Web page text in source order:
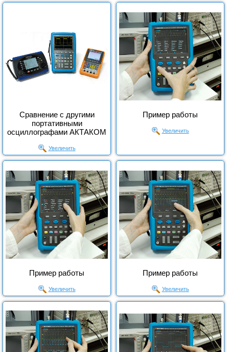
Сравнение с другими
портативными
осциллографами АКТАКОМ
Увеличить
Пример работы
Увеличить
Пример работы
Увеличить
Пример работы
Увеличить